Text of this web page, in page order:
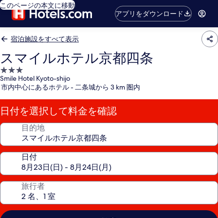
このページの本文に移動
アプリをダウンロード
宿泊施設をすべて表示
スマイルホテル京都四条
3.0
つ
星
宿
泊
施
Smile Hotel Kyoto-shijo
市内中心にあるホテル - 二条城から 3 km 圏内
日付を選択して料金を確認
目的地
日付
旅行者